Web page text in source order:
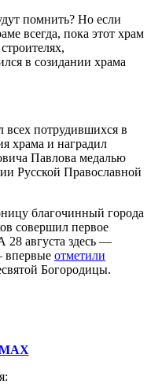
помнить? Но если
всегда, пока этот храм
в созидании храма
потрудившихся в
храма и наградил
Павлова медалью
Русской Православной
благочинный города
совершил первое
28 августа здесь —
впервые отметили
Богородицы.
МАХ